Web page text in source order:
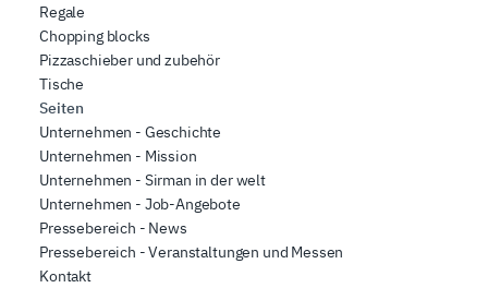
Regale
Chopping blocks
Pizzaschieber und zubehör
Tische
Seiten
Unternehmen - Geschichte
Unternehmen - Mission
Unternehmen - Sirman in der welt
Unternehmen - Job-Angebote
Pressebereich - News
Pressebereich - Veranstaltungen und Messen
Kontakt